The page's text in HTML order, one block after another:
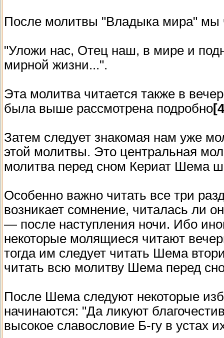
После молитвы "Владыка мира" мы
"Уложи нас, Отец наш, в мире и
мирной жизни...".
Эта молитва читается также в
была выше рассмотрена подробно
Затем следует знакомая нам уже
этой молитвы. Это центральная
молитва перед сном Кериат Шема
Особенно важно читать все три
возникает сомнение, читалась ли
— после наступления ночи. Ибо
некоторые молящиеся читают
тогда им следует читать Шема
читать всю молитву Шема перед
После Шема следуют некоторые
начинаются: "Да ликуют
высокое славословие Б-гу в устах